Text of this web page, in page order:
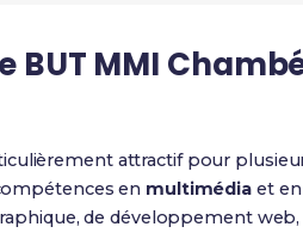
BUT MMI
attractif pour
en multimédia et
de développement